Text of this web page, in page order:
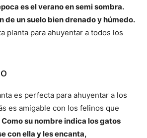
es el verano en semi sombra.
de un suelo bien drenado y húmedo.
planta para ahuyentar a todos los
es perfecta para ahuyentar a los
es amigable con los felinos que
Como su nombre indica los gatos
con ella y les encanta,